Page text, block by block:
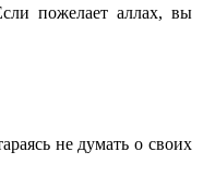
пожелает аллах, вы
не думать о своих